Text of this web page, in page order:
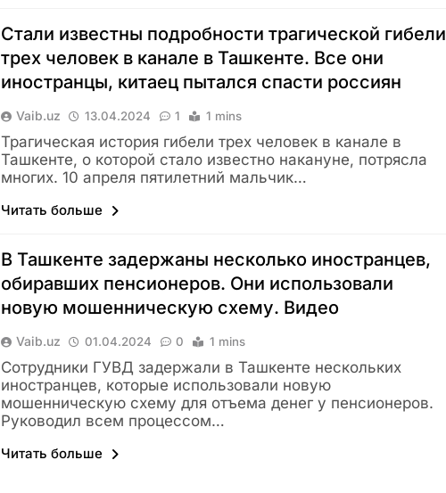
Стали известны подробности трагической гибели
трех человек в канале в Ташкенте. Все они
иностранцы, китаец пытался спасти россиян
Vaib.uz 13.04.2024 1 1 mins
Трагическая история гибели трех человек в канале в
Ташкенте, о которой стало известно накануне, потрясла
многих. 10 апреля пятилетний мальчик…
Читать больше
В Ташкенте задержаны несколько иностранцев,
обиравших пенсионеров. Они использовали
новую мошенническую схему. Видео
Vaib.uz 01.04.2024 0 1 mins
Сотрудники ГУВД задержали в Ташкенте нескольких
иностранцев, которые использовали новую
мошенническую схему для отъема денег у пенсионеров.
Руководил всем процессом…
Читать больше